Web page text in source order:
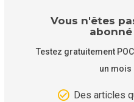
Vous n'êtes
abonné
Testez gratuitement
un mois
Des articles